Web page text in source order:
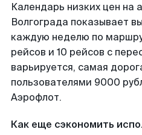
Календарь низких цен на
Волгограда показывает
каждую неделю по
рейсов и 10 рейсов с
варьируется, самая
пользователями 9000
Аэрофлот.
Как еще сэкономить